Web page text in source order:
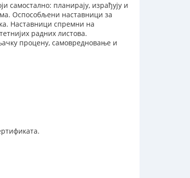
самостално: планирају, израђују и
Оспособљени наставници за
Наставници спремни на
радних листова.
процену, самовредновање и